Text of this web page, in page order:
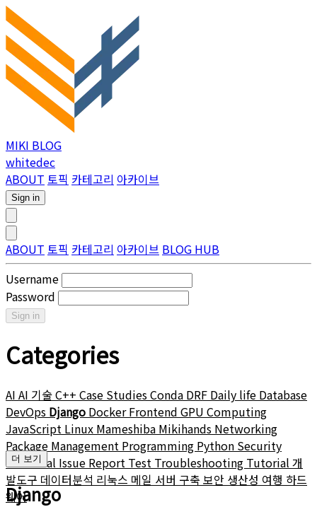
MIKI BLOG
whitedec
ABOUT 토픽 카테고리 아카이브
Sign in
ABOUT 토픽 카테고리 아카이브 BLOG HUB
Username
Password
Sign in
Categories
AI AI 기술C++ Case StudiesConda DRF Daily life Database
DevOps Django DockerFrontend GPU Computing
JavaScript Linux Mameshiba Mikihands Networking
Package Management Programming Python Security
Technical Issue Report Test Troubleshooting Tutorial 개
발도구 데이터분석 리눅스 메일 서버 구축 보안 생산성 여행 하드
웨어
더 보기
Django